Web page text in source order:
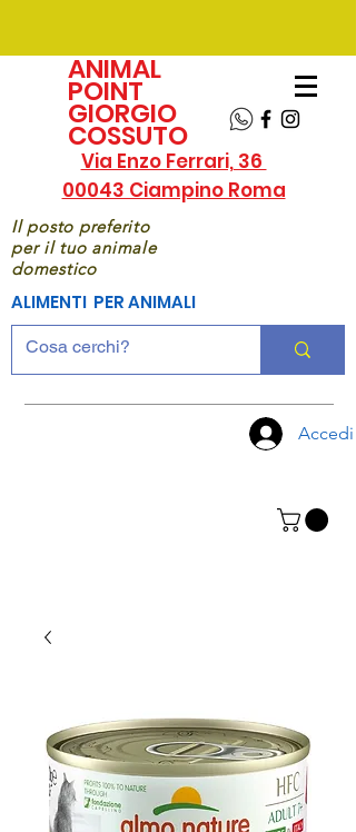
ANIMAL
POINT
GIORGIO
COSSUTO
Via Enzo Ferrari, 36
00043 Ciampino Roma
Il posto preferito
per il tuo animale
domestico
ALIMENTI PER ANIMALI
Accedi